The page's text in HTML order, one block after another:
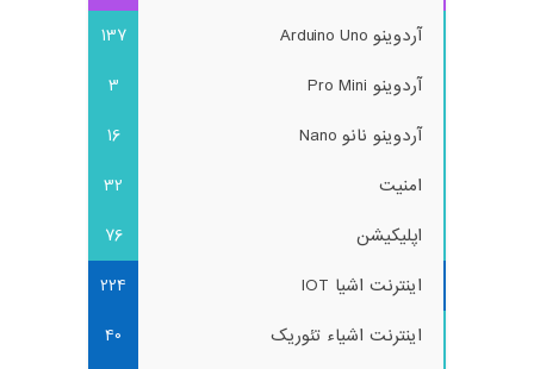
آردوینو Arduino Uno
137
آردوینو Pro Mini
3
آردوینو نانو Nano
16
امنیت
32
اپلیکیشن
76
اینترنت اشیا IOT
224
اینترنت اشیاء تئوریک
40